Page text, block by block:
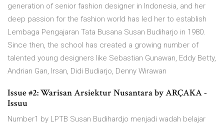
generation of senior fashion designer in Indonesia, and her
deep passion for the fashion world has led her to establish
Lembaga Pengajaran Tata Busana Susan Budiharjo in 1980.
Since then, the school has created a growing number of
talented young designers like Sebastian Gunawan, Eddy Betty,
Andrian Gan, Irsan, Didi Budiarjo, Denny Wirawan
Issue #2: Warisan Arsiektur Nusantara by ARÇAKA -
Issuu
Number1 by LPTB Susan Budihardjo menjadi wadah belajar